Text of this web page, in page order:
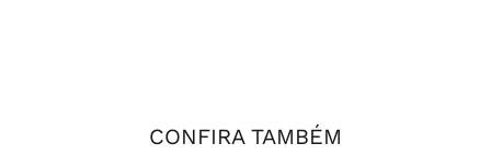
CONFIRA TAMBÉM